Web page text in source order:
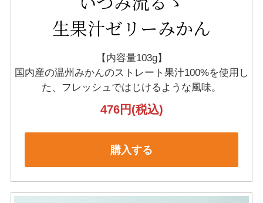
生果汁ゼリーみかん
【内容量103g】
国内産の温州みかんのストレート果汁100%を使用し
た、フレッシュではじけるような風味。
476円(税込)
購入する